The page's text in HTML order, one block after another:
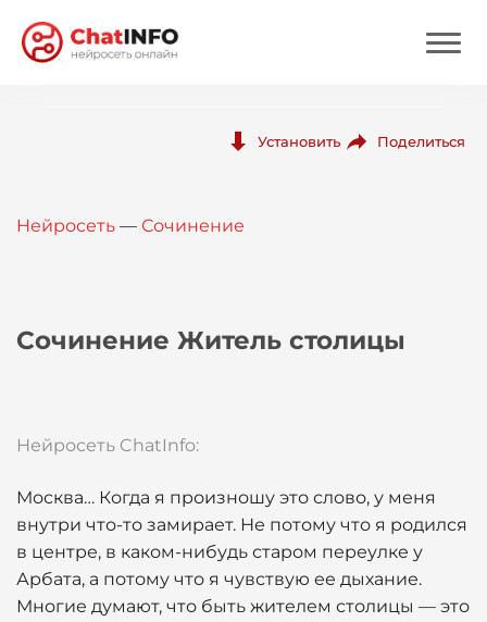
Вход
Установить Поделиться
Нейросеть — Сочинение
Сочинение Житель столицы
Нейросеть ChatInfo:
Москва… Когда я произношу это слово, у меня
внутри что-то замирает. Не потому что я родился
в центре, в каком-нибудь старом переулке у
Арбата, а потому что я чувствую ее дыхание.
Многие думают, что быть жителем столицы — это